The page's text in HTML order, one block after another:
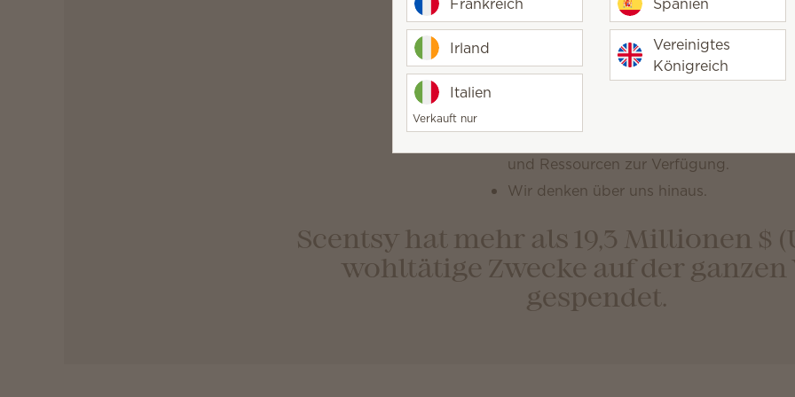
Bei Scentsy bedeutet
Folgendes:
Wir stellen anderen gerne unsere Zeit,
und Ressourcen zur Verfügung.
Wir denken über uns hinaus.
Scentsy hat mehr als
19,3 Millionen $
wohltätige Zwecke auf der ganzen
gespendet.
Irland
Italien
Verkauft nur
Vereinigtes
Königreich